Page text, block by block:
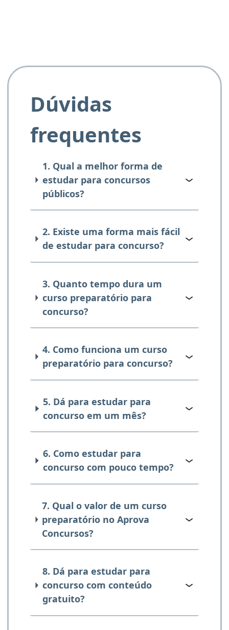
Dúvidas
frequentes
1. Qual a melhor forma de
estudar para concursos
públicos?
2. Existe uma forma mais fácil
de estudar para concurso?
3. Quanto tempo dura um
curso preparatório para
concurso?
4. Como funciona um curso
preparatório para concurso?
5. Dá para estudar para
concurso em um mês?
6. Como estudar para
concurso com pouco tempo?
7. Qual o valor de um curso
preparatório no Aprova
Concursos?
8. Dá para estudar para
concurso com conteúdo
gratuito?